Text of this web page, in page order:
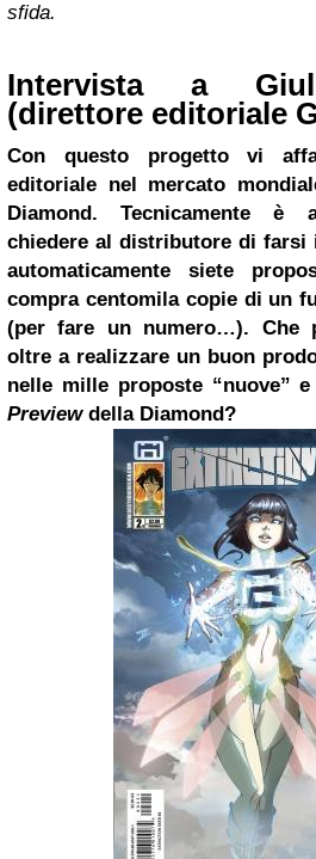
sfida.
Intervista a
(direttore editoriale
Con questo progetto vi
editoriale nel mercato
Diamond. Tecnicamente è
chiedere al distributore di farsi
automaticamente siete
compra centomila copie di un
(per fare un numero…). Che
oltre a realizzare un buon
nelle mille proposte “nuove”
Previewdella Diamond?